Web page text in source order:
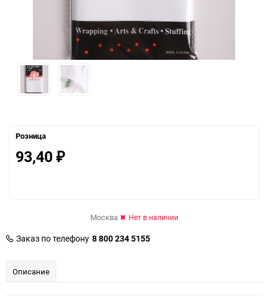
Розница
93,40 ₽
Москва Нет в наличии
Заказ по телефону 8 800 234 5155
Описание